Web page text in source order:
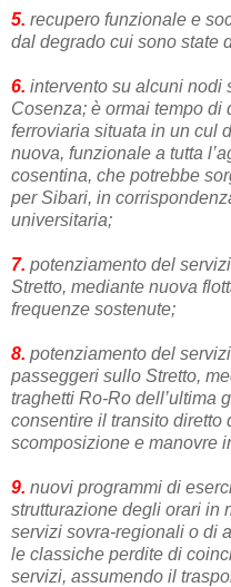
5. recupero funzionale e
dal degrado cui sono state
6. intervento su alcuni nodi
Cosenza; è ormai tempo di
ferroviaria situata in un cul
nuova, funzionale a tutta
cosentina, che potrebbe
per Sibari, in
universitaria;
7. potenziamento del
Stretto, mediante nuova
frequenze sostenute;
8. potenziamento del
passeggeri sullo Stretto,
traghetti Ro-Ro dell’ultima
consentire il transito diretto
scomposizione e manovre
9. nuovi programmi di
strutturazione degli orari in
servizi sovra-regionali o di
le classiche perdite di
servizi, assumendo il